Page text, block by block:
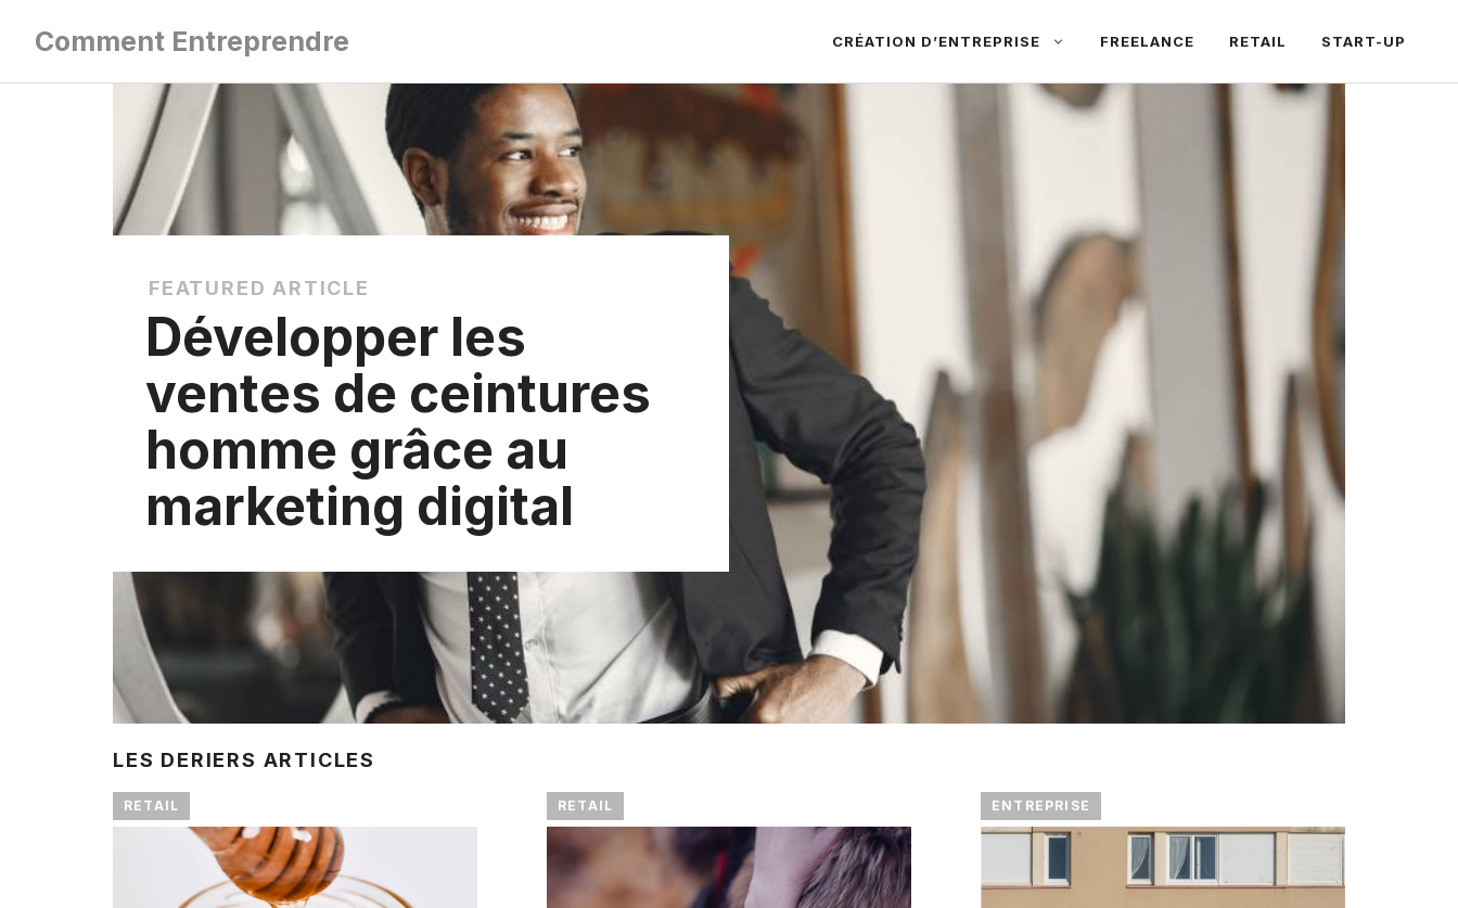
contenu
Comment Entreprendre CRÉATION D’ENTREPRISE FREELANCE RETAIL START-UP
FEATURED ARTICLE
Développer les
ventes de ceintures
homme grâce au
marketing digital
LES DERIERS ARTICLES
RETAIL RETAIL ENTREPRISE